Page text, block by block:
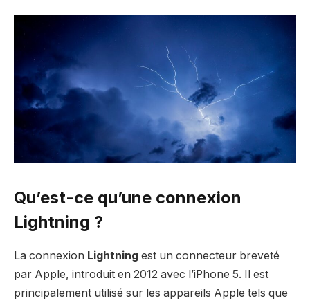
Qu’est-ce qu’une connexion
Lightning ?
La connexion Lightning est un connecteur breveté
par Apple, introduit en 2012 avec l’iPhone 5. Il est
principalement utilisé sur les appareils Apple tels que